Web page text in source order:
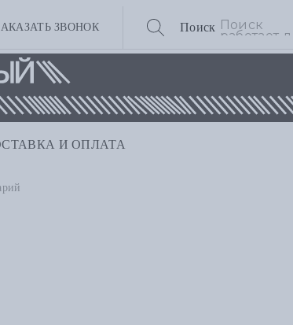
ЗВОНОК Поиск
И ОПЛАТА